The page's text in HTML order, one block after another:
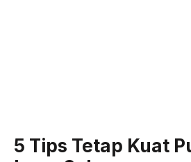
5 Tips Tetap Kuat